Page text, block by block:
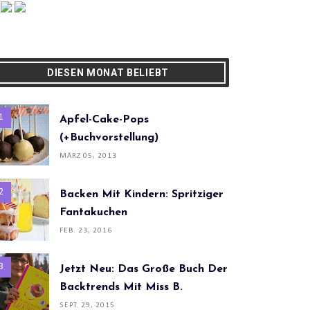
DIESEN MONAT BELIEBT
Apfel-Cake-Pops
(+Buchvorstellung)
MÄRZ 05, 2013
Backen Mit Kindern: Spritziger
Fantakuchen
FEB. 23, 2016
Jetzt Neu: Das Große Buch Der
Backtrends Mit Miss B.
SEPT. 29, 2015